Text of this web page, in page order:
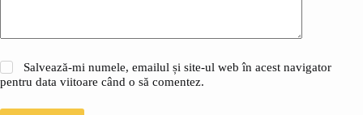
Salvează-mi numele, emailul și site-ul web în acest navigator
pentru data viitoare când o să comentez.